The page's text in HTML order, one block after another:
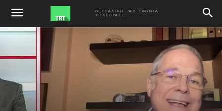
ΘΕΣΣΑΛΙΚΗ ΡΑΔΙΟΦΩΝΙΑ
ΤΗΛΕΟΡΑΣΗ
ΑΡΧΙΚΗ